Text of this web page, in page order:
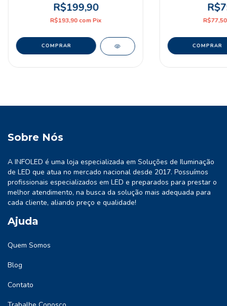
R$199,90
R$193,90com Pix
Sobre Nós
A INFOLED é uma loja especializada em Soluções de Iluminação
de LED que atua no mercado nacional desde 2017. Possuímos
profissionais especializados em LED e preparados para prestar o
melhor atendimento, na busca da solução mais adequada para
cada cliente, aliando preço e qualidade!
Ajuda
Quem Somos
Blog
Contato